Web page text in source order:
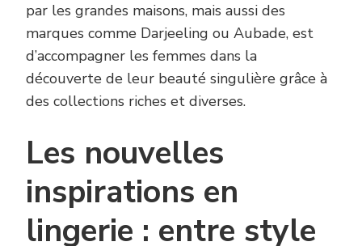
par les grandes maisons, mais aussi des
marques comme Darjeeling ou Aubade, est
d’accompagner les femmes dans la
découverte de leur beauté singulière grâce à
des collections riches et diverses.
Les nouvelles
inspirations en
lingerie : entre style